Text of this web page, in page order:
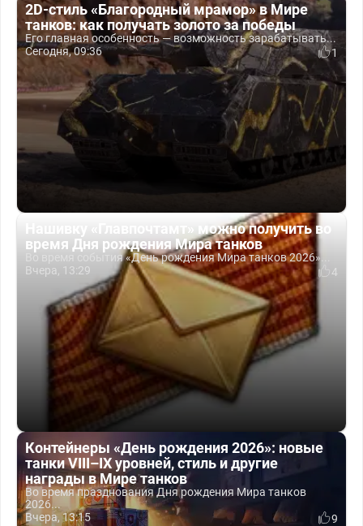
2D-стиль «Благородный мрамор» в Мире
танков: как получать золото за победы
Его главная особенность — возможность зарабатывать...
Сегодня, 09:36
1
Нашивку «Главпочтамт» можно получить во
время Дня рождения Мира танков
Во время события «День рождения Мира танков 2026»...
Вчера, 13:29
4
Контейнеры «День рождения 2026»: новые
танки VIII–IX уровней, стиль и другие
награды в Мире танков
Во время празднования Дня рождения Мира танков
2026...
Вчера, 13:15
9